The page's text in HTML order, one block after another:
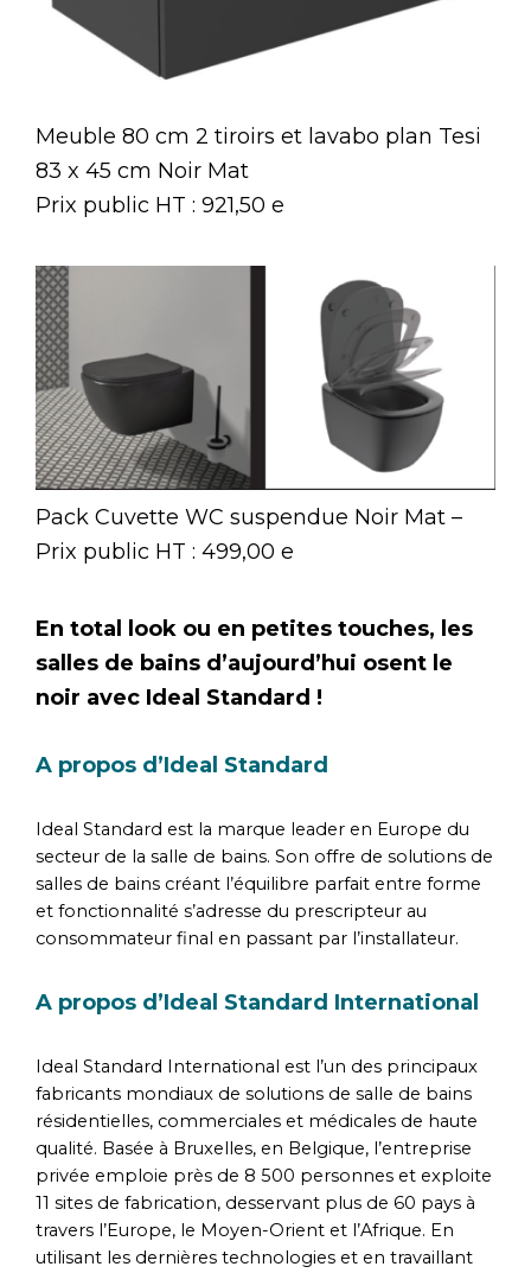
Meuble 80 cm 2 tiroirs et lavabo plan Tesi
83 x 45 cm Noir Mat
Prix public HT : 921,50 e
Pack Cuvette WC suspendue Noir Mat –
Prix public HT : 499,00 e
En total look ou en petites touches, les
salles de bains d’aujourd’hui osent le
noir avec Ideal Standard !
A propos d’Ideal Standard
Ideal Standard est la marque leader en Europe du
secteur de la salle de bains. Son offre de solutions de
salles de bains créant l’équilibre parfait entre forme
et fonctionnalité s’adresse du prescripteur au
consommateur final en passant par l’installateur.
A propos d’Ideal Standard International
Ideal Standard International est l’un des principaux
fabricants mondiaux de solutions de salle de bains
résidentielles, commerciales et médicales de haute
qualité. Basée à Bruxelles, en Belgique, l’entreprise
privée emploie près de 8 500 personnes et exploite
11 sites de fabrication, desservant plus de 60 pays à
travers l’Europe, le Moyen-Orient et l’Afrique. En
utilisant les dernières technologies et en travaillant